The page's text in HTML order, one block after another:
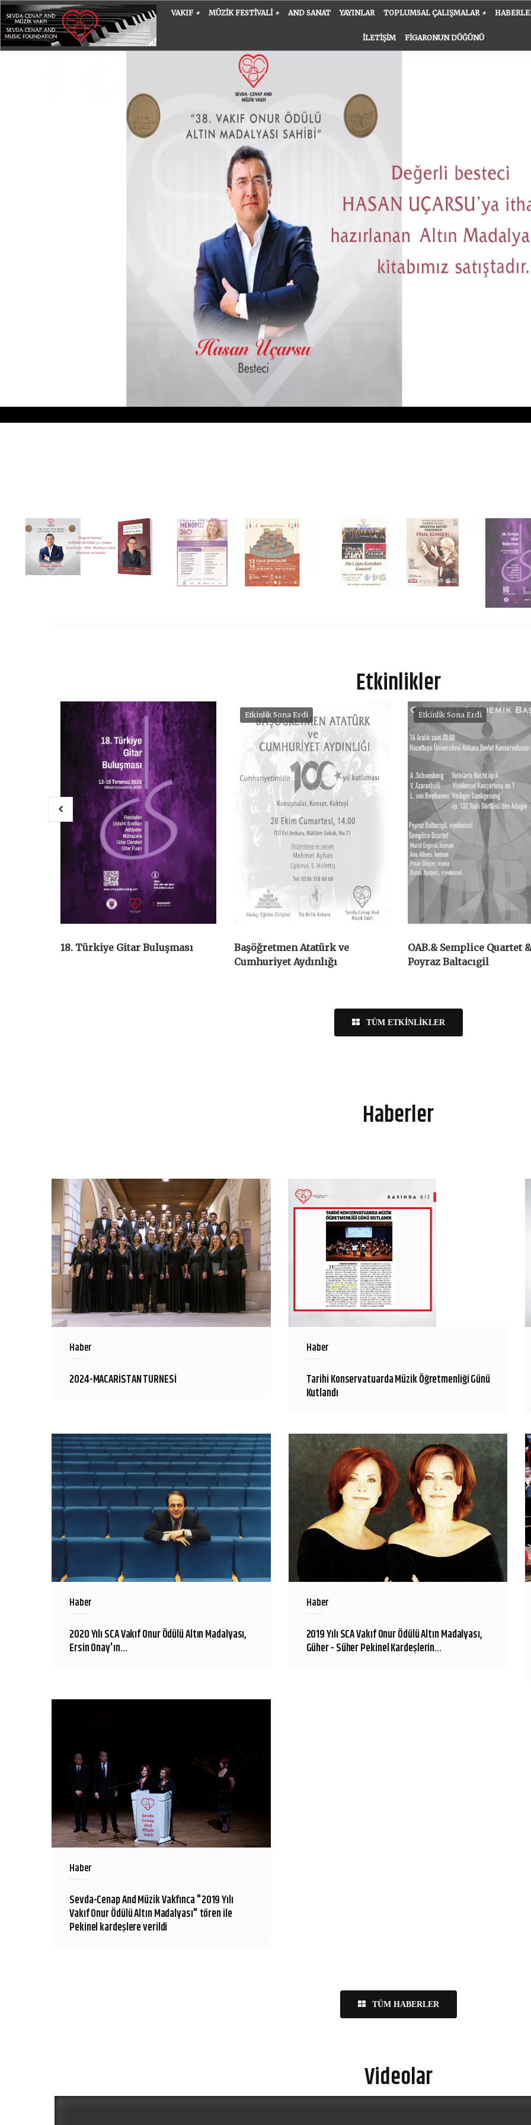
VAKIF + MÜZIK FESTIVALI + AND SANAT YAYINLAR TOPLUMSAL ÇALIŞMALAR +
İLETIŞIM FIGARONUN DÜĞÜNÜ
Etkinlikler
18. Türkiye Gitar Buluşması
Etkinlik Sona Erdi
Başöğretmen Atatürk ve
Cumhuriyet Aydınlığı
Etkinlik Sona Erdi
OAB.& Semplice Quartet &
Poyraz Baltacıgil
TÜM ETKINLIKLER
Haberler
Haber
2024-MACARİSTAN TURNESİ
Haber
Tarihi Konservatuarda Müzik Öğretmenliği Günü
Kutlandı
Haber
2020 Yılı SCA Vakıf Onur Ödülü Altın Madalyası,
Ersin Onay'ın...
Haber
2019 Yılı SCA Vakıf Onur Ödülü Altın Madalyası,
Güher - Süher Pekinel Kardeşlerin...
Haber
Sevda-Cenap And Müzik Vakfınca "2019 Yılı
Vakıf Onur Ödülü Altın Madalyası" tören ile
Pekinel kardeşlere verildi
TÜM HABERLER
Videolar